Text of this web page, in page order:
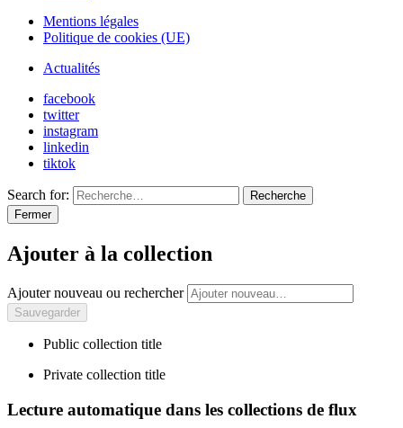
Mentions légales
Politique de cookies (UE)
Actualités
facebook
twitter
instagram
linkedin
tiktok
Search for:
Recherche
Fermer
Ajouter à la collection
Ajouter nouveau ou rechercher
Public collection title
Private collection title
Lecture automatique dans les collections de flux